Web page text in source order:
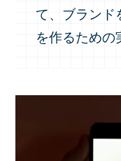
て、ブランド
を作るための